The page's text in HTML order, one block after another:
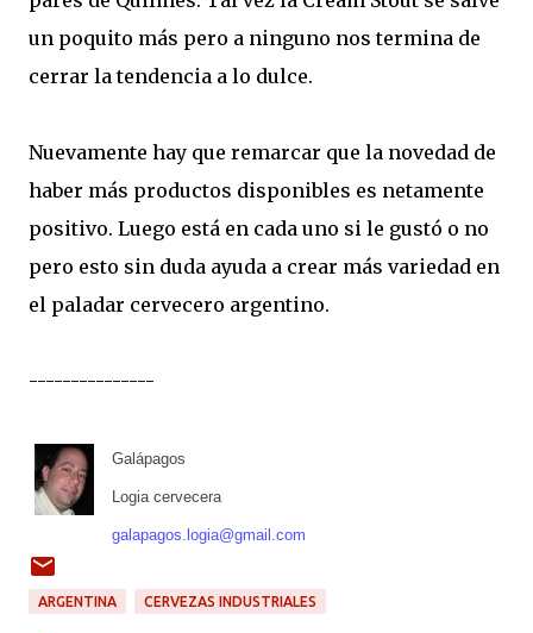
un poquito más pero a ninguno nos termina de
cerrar la tendencia a lo dulce.
Nuevamente hay que remarcar que la novedad de
haber más productos disponibles es netamente
positivo. Luego está en cada uno si le gustó o no
pero esto sin duda ayuda a crear más variedad en
el paladar cervecero argentino.
---------------
Galápagos
Logia cervecera
galapagos.logia@gmail.com
ARGENTINA CERVEZAS INDUSTRIALES